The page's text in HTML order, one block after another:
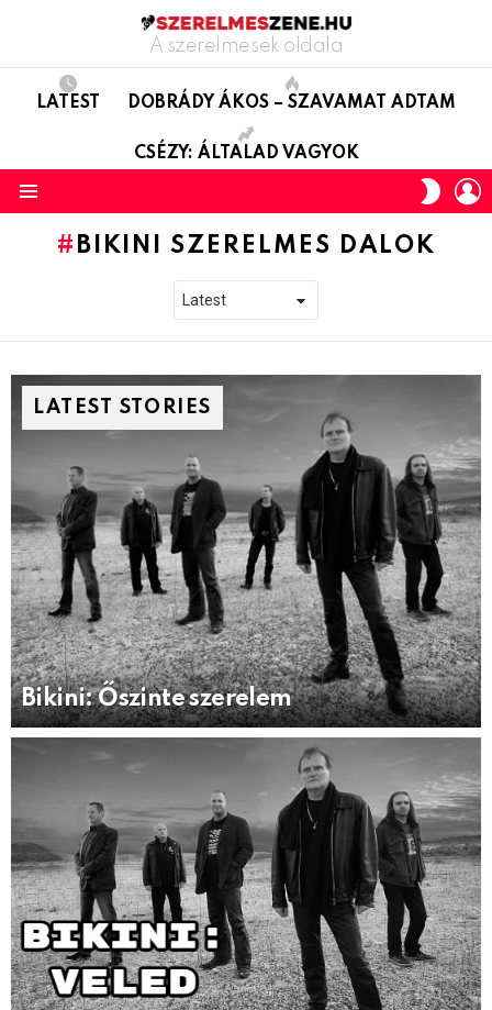
A szerelmesek oldala
LATEST DOBRÁDY ÁKOS – SZAVAMAT ADTAM
CSÉZY: ÁLTALAD VAGYOK
SKIN
BIKINI SZERELMES DALOK
LATEST STORIES
Bikini: Őszinte szerelem